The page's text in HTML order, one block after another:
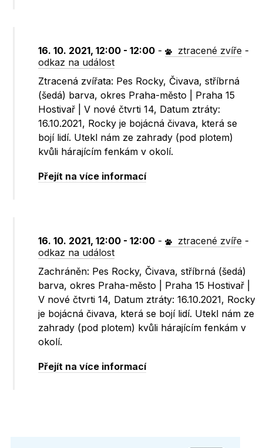
16. 10. 2021, 12:00 - 12:00 - ztracené zvíře -
odkaz na událost
Ztracená zvířata: Pes Rocky, Čivava, stříbrná
(šedá) barva, okres Praha-město | Praha 15
Hostivař | V nové čtvrti 14, Datum ztráty:
16.10.2021, Rocky je bojácná čivava, která se
bojí lidí. Utekl nám ze zahrady (pod plotem)
kvůli hárajícím fenkám v okolí.
Přejít na více informací
16. 10. 2021, 12:00 - 12:00 - ztracené zvíře -
odkaz na událost
Zachráněn: Pes Rocky, Čivava, stříbrná (šedá)
barva, okres Praha-město | Praha 15 Hostivař |
V nové čtvrti 14, Datum ztráty: 16.10.2021, Rocky
je bojácná čivava, která se bojí lidí. Utekl nám ze
zahrady (pod plotem) kvůli hárajícím fenkám v
okolí.
Přejít na více informací